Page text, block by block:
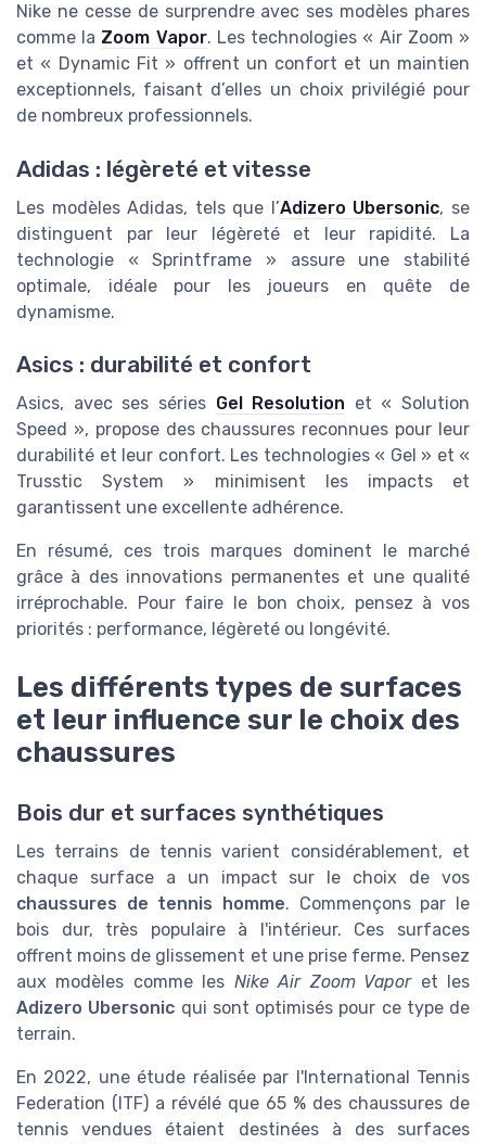
Nike ne cesse de surprendre avec ses modèles phares
comme la Zoom Vapor. Les technologies « Air Zoom »
et « Dynamic Fit » offrent un confort et un maintien
exceptionnels, faisant d’elles un choix privilégié pour
de nombreux professionnels.
Adidas : légèreté et vitesse
Les modèles Adidas, tels que l’Adizero Ubersonic, se
distinguent par leur légèreté et leur rapidité. La
technologie « Sprintframe » assure une stabilité
optimale, idéale pour les joueurs en quête de
dynamisme.
Asics : durabilité et confort
Asics, avec ses séries Gel Resolution et « Solution
Speed », propose des chaussures reconnues pour leur
durabilité et leur confort. Les technologies « Gel » et «
Trusstic System » minimisent les impacts et
garantissent une excellente adhérence.
En résumé, ces trois marques dominent le marché
grâce à des innovations permanentes et une qualité
irréprochable. Pour faire le bon choix, pensez à vos
priorités : performance, légèreté ou longévité.
Les différents types de surfaces
et leur influence sur le choix des
chaussures
Bois dur et surfaces synthétiques
Les terrains de tennis varient considérablement, et
chaque surface a un impact sur le choix de vos
chaussures de tennis homme. Commençons par le
bois dur, très populaire à l'intérieur. Ces surfaces
offrent moins de glissement et une prise ferme. Pensez
aux modèles comme les Nike Air Zoom Vaporet les
Adizero Ubersonic qui sont optimisés pour ce type de
terrain.
En 2022, une étude réalisée par l'International Tennis
Federation (ITF) a révélé que 65 % des chaussures de
tennis vendues étaient destinées à des surfaces